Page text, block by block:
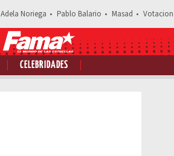
Adela Noriega Pablo Balario Masad
CELEBRIDADES
Comparte esta noticia